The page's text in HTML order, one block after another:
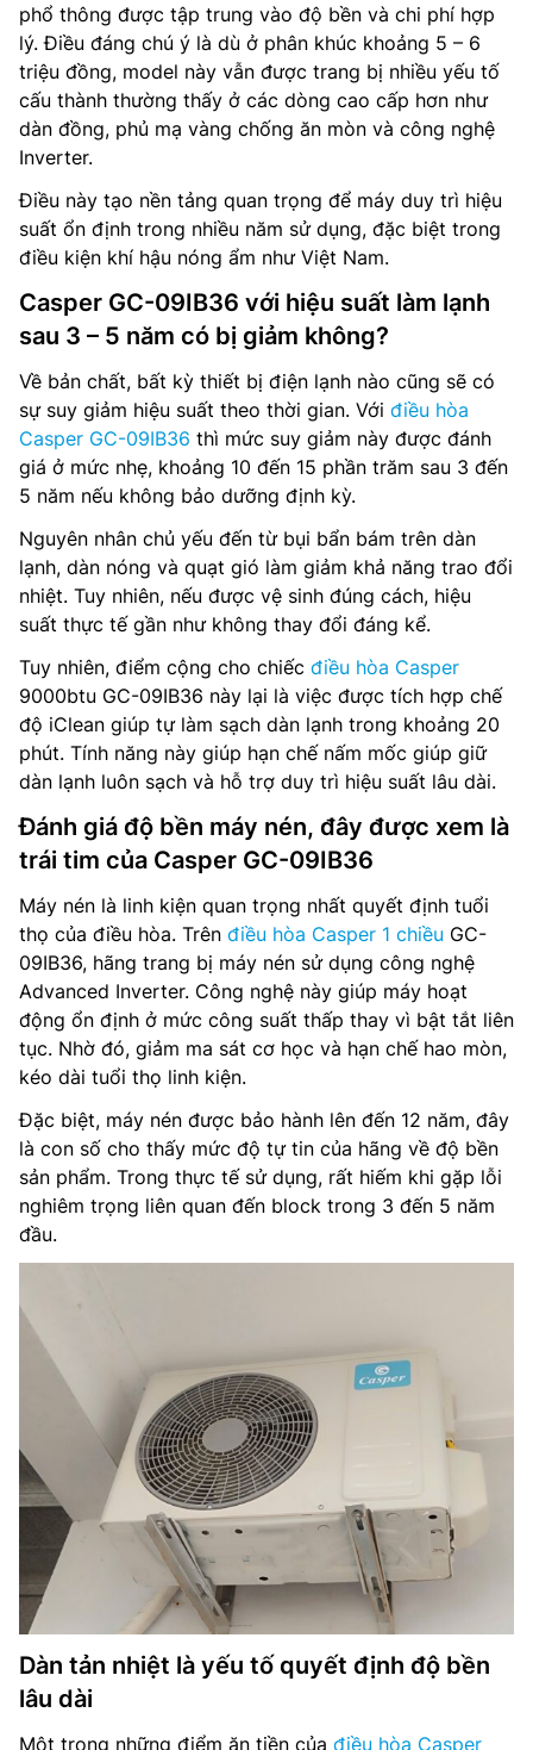
phổ thông được tập trung vào độ bền và chi phí hợp
lý. Điều đáng chú ý là dù ở phân khúc khoảng 5 – 6
triệu đồng, model này vẫn được trang bị nhiều yếu tố
cấu thành thường thấy ở các dòng cao cấp hơn như
dàn đồng, phủ mạ vàng chống ăn mòn và công nghệ
Inverter.
Điều này tạo nền tảng quan trọng để máy duy trì hiệu
suất ổn định trong nhiều năm sử dụng, đặc biệt trong
điều kiện khí hậu nóng ẩm như Việt Nam.
Casper GC-09IB36 với hiệu suất làm lạnh
sau 3 – 5 năm có bị giảm không?
Về bản chất, bất kỳ thiết bị điện lạnh nào cũng sẽ có
sự suy giảm hiệu suất theo thời gian. Với điều hòa
Casper GC-09IB36 thì mức suy giảm này được đánh
giá ở mức nhẹ, khoảng 10 đến 15 phần trăm sau 3 đến
5 năm nếu không bảo dưỡng định kỳ.
Nguyên nhân chủ yếu đến từ bụi bẩn bám trên dàn
lạnh, dàn nóng và quạt gió làm giảm khả năng trao đổi
nhiệt. Tuy nhiên, nếu được vệ sinh đúng cách, hiệu
suất thực tế gần như không thay đổi đáng kể.
Tuy nhiên, điểm cộng cho chiếc điều hòa Casper
9000btu GC-09IB36 này lại là việc được tích hợp chế
độ iClean giúp tự làm sạch dàn lạnh trong khoảng 20
phút. Tính năng này giúp hạn chế nấm mốc giúp giữ
dàn lạnh luôn sạch và hỗ trợ duy trì hiệu suất lâu dài.
Đánh giá độ bền máy nén, đây được xem là
trái tim của Casper GC-09IB36
Máy nén là linh kiện quan trọng nhất quyết định tuổi
thọ của điều hòa. Trên điều hòa Casper 1 chiều GC-
09IB36, hãng trang bị máy nén sử dụng công nghệ
Advanced Inverter. Công nghệ này giúp máy hoạt
động ổn định ở mức công suất thấp thay vì bật tắt liên
tục. Nhờ đó, giảm ma sát cơ học và hạn chế hao mòn,
kéo dài tuổi thọ linh kiện.
Đặc biệt, máy nén được bảo hành lên đến 12 năm, đây
là con số cho thấy mức độ tự tin của hãng về độ bền
sản phẩm. Trong thực tế sử dụng, rất hiếm khi gặp lỗi
nghiêm trọng liên quan đến block trong 3 đến 5 năm
đầu.
Dàn tản nhiệt là yếu tố quyết định độ bền
lâu dài
Một trong những điểm ăn tiền của điều hòa Casper